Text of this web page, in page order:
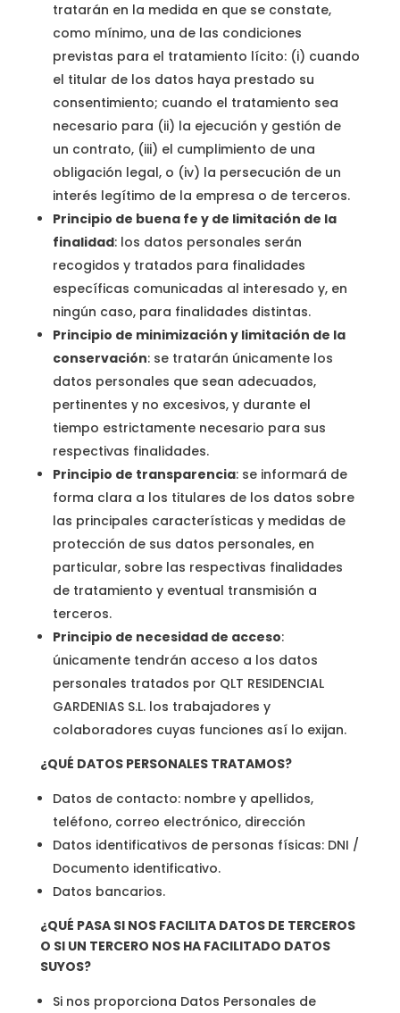
tratarán en la medida en que se constate,
como mínimo, una de las condiciones
previstas para el tratamiento lícito: (i) cuando
el titular de los datos haya prestado su
consentimiento; cuando el tratamiento sea
necesario para (ii) la ejecución y gestión de
un contrato, (iii) el cumplimiento de una
obligación legal, o (iv) la persecución de un
interés legítimo de la empresa o de terceros.
Principio de buena fe y de limitación de la
finalidad: los datos personales serán
recogidos y tratados para finalidades
específicas comunicadas al interesado y, en
ningún caso, para finalidades distintas.
Principio de minimización y limitación de la
conservación: se tratarán únicamente los
datos personales que sean adecuados,
pertinentes y no excesivos, y durante el
tiempo estrictamente necesario para sus
respectivas finalidades.
Principio de transparencia: se informará de
forma clara a los titulares de los datos sobre
las principales características y medidas de
protección de sus datos personales, en
particular, sobre las respectivas finalidades
de tratamiento y eventual transmisión a
terceros.
Principio de necesidad de acceso:
únicamente tendrán acceso a los datos
personales tratados por QLT RESIDENCIAL
GARDENIAS S.L. los trabajadores y
colaboradores cuyas funciones así lo exijan.
¿QUÉ DATOS PERSONALES TRATAMOS?
Datos de contacto: nombre y apellidos,
teléfono, correo electrónico, dirección
Datos identificativos de personas físicas: DNI /
Documento identificativo.
Datos bancarios.
¿QUÉ PASA SI NOS FACILITA DATOS DE TERCEROS
O SI UN TERCERO NOS HA FACILITADO DATOS
SUYOS?
Si nos proporciona Datos Personales de